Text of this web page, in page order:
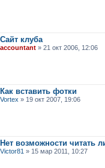
Сайт клуба
accountant » 21 окт 2006, 12:06
Как вставить фотки
Vortex » 19 окт 2007, 19:06
Нет возможности читать
Victor81 » 15 мар 2011, 10:27